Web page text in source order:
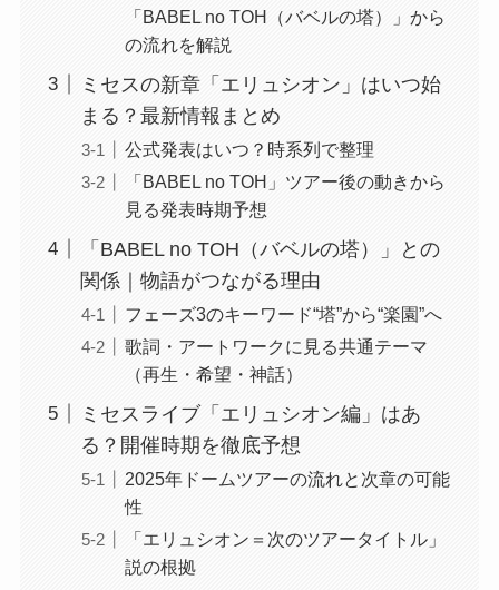
「BABEL no TOH（バベルの塔）」から
の流れを解説
ミセスの新章「エリュシオン」はいつ始
まる？最新情報まとめ
公式発表はいつ？時系列で整理
「BABEL no TOH」ツアー後の動きから
見る発表時期予想
「BABEL no TOH（バベルの塔）」との
関係｜物語がつながる理由
フェーズ3のキーワード“塔”から“楽園”へ
歌詞・アートワークに見る共通テーマ
（再生・希望・神話）
ミセスライブ「エリュシオン編」はあ
る？開催時期を徹底予想
2025年ドームツアーの流れと次章の可能
性
「エリュシオン＝次のツアータイトル」
説の根拠